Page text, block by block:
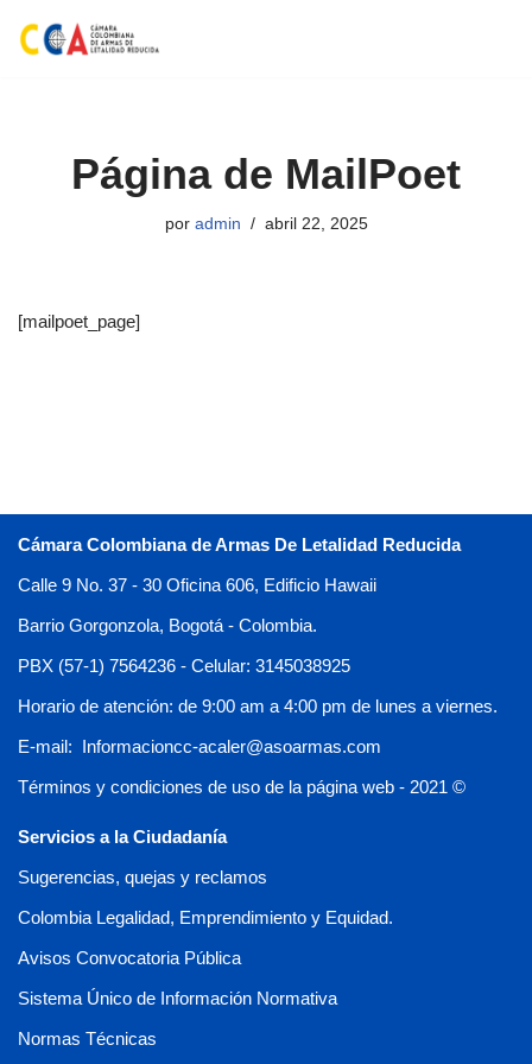
Página de MailPoet
por admin abril 22, 2025
[mailpoet_page]
Cámara Colombiana de Armas De Letalidad Reducida
Calle 9 No. 37 - 30 Oficina 606, Edificio Hawaii
Barrio Gorgonzola, Bogotá - Colombia.
PBX (57-1) 7564236 - Celular: 3145038925
Horario de atención: de 9:00 am a 4:00 pm de lunes a viernes.
E-mail: Informacioncc-acaler@asoarmas.com
Términos y condiciones de uso de la página web - 2021 ©
Servicios a la Ciudadanía
Sugerencias, quejas y reclamos
Colombia Legalidad, Emprendimiento y Equidad.
Avisos Convocatoria Pública
Sistema Único de Información Normativa
Normas Técnicas